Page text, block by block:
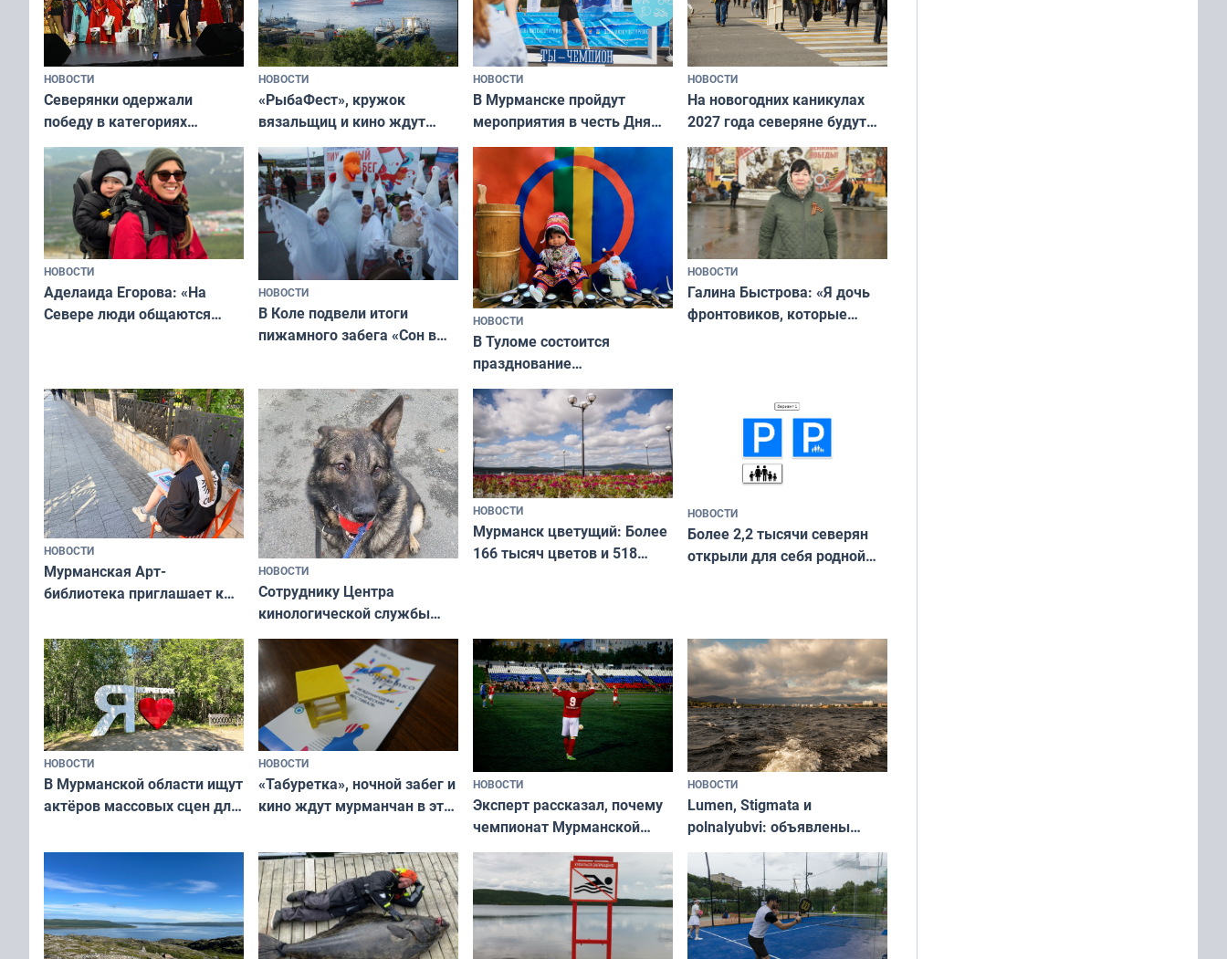
НОВОСТИ
Северянки одержали
победу в категориях
всероссийского конкурса
«Мисс и Миссис Великая
Русь»
НОВОСТИ
«РыбаФест», кружок
вязальщиц и кино ждут
мурманчан в эти выходные
НОВОСТИ
В Мурманске пройдут
мероприятия в честь Дня
физкультурника
НОВОСТИ
На новогодних каникулах
2027 года северяне будут
отдыхать 11 дней
НОВОСТИ
Аделаида Егорова: «На
Севере люди общаются
НОВОСТИ
В Коле подвели итоги
пижамного забега «Сон в
НОВОСТИ
В Туломе состоится
празднование
Международного дня
коренных народов мира
НОВОСТИ
Галина Быстрова: «Я дочь
фронтовиков, которые
НОВОСТИ
Мурманская Арт-
библиотека приглашает к
и фотографов
НОВОСТИ
Сотруднику Центра
кинологической службы
ищут новый дом
НОВОСТИ
Мурманск цветущий: Более
166 тысяч цветов и 518
НОВОСТИ
Более 2,2 тысячи северян
открыли для себя родной
НОВОСТИ
В Мурманской области ищут
актёров массовых сцен для
короткометражном фильме
НОВОСТИ
«Табуретка», ночной забег и
кино ждут мурманчан в эти
НОВОСТИ
Эксперт рассказал, почему
чемпионат Мурманской
области по футболу остался
незамеченным
НОВОСТИ
Lumen, Stigmata и
polnalyubvi: объявлены
хедлайнеры фестиваля
«Имандра» в 2026 года